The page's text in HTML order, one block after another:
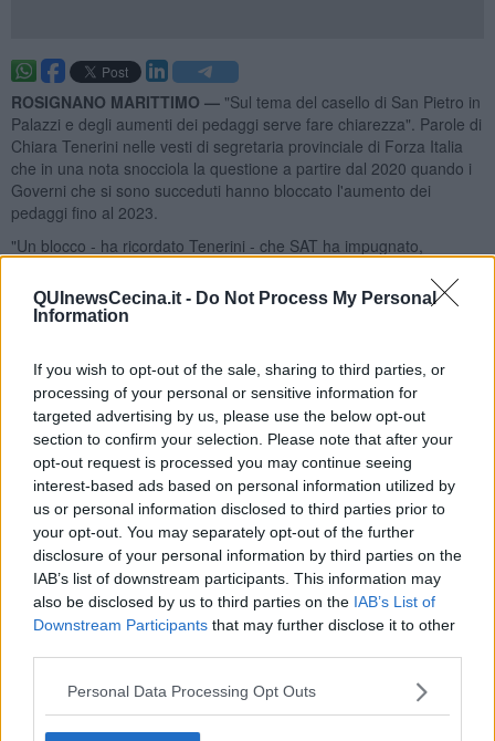
QUInewsCecina.it - Do Not Process My Personal
Information
If you wish to opt-out of the sale, sharing to third parties, or
processing of your personal or sensitive information for
targeted advertising by us, please use the below opt-out
section to confirm your selection. Please note that after your
opt-out request is processed you may continue seeing
interest-based ads based on personal information utilized by
us or personal information disclosed to third parties prior to
your opt-out. You may separately opt-out of the further
disclosure of your personal information by third parties on the
IAB’s list of downstream participants. This information may
also be disclosed by us to third parties on the IAB’s List of
Downstream Participants that may further disclose it to other
Personal Data Processing Opt Outs
ROSIGNANO MARITTIMO — "Sul tema del casello di San Pietro in
Palazzi e degli aumenti dei pedaggi serve fare chiarezza". Parole di
Chiara Tenerini nelle vesti di segretaria provinciale di Forza Italia
che in una nota snocciola la questione a partire dal 2020 quando i
Governi che si sono succeduti hanno bloccato l'aumento dei
pedaggi fino al 2023.
"Un blocco - ha ricordato Tenerini - che SAT ha impugnato,
consentito l’applicazione degli aumenti ordinari, ma ha permesso
anche il recupero degli adeguamenti non applicati negli anni
"Il casello di San Pietro in Palazzi non piace a nessuno, ed è
comprensibile: - ha proseguito - è diventato nel tempo il simbolo di
un’infrastruttura rimasta incompiuta, nata per finanziare il
completamento della Tirrenica autostradale, progetto che oggi, nei
fatti, è tramontato. Ma proprio per questo colpisce che oggi il
Partito Democratico ne chieda l’abolizione, dimenticando
opportunamente che la proroga della concessione fino al 2028 è
stata introdotta con il Milleproroghe 2020 da un emendamento a
prima firma di un deputato del PD. Chiedere oggi di cancellare ciò
che si è voluto e votato ieri è quantomeno paradossale. Diverso, e
scadenza della concessione, nel 2028, quel casello non abbia
più ragione di esistere. Così come è sacrosanto portare